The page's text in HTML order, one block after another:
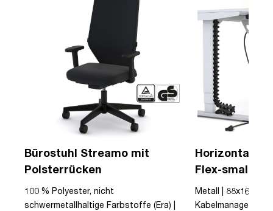
Bürostuhl Streamo mit
Polsterrücken
100 % Polyester, nicht
schwermetallhaltige Farbstoffe (Era) |
Horizontaler
Flex-small +
Kabelführung
Steckdose
Metall |